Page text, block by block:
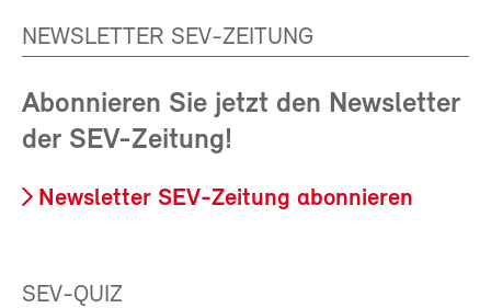
NEWSLETTER SEV-ZEITUNG
Abonnieren Sie jetzt den Newsletter
der SEV-Zeitung!
Newsletter SEV-Zeitung abonnieren
SEV-QUIZ